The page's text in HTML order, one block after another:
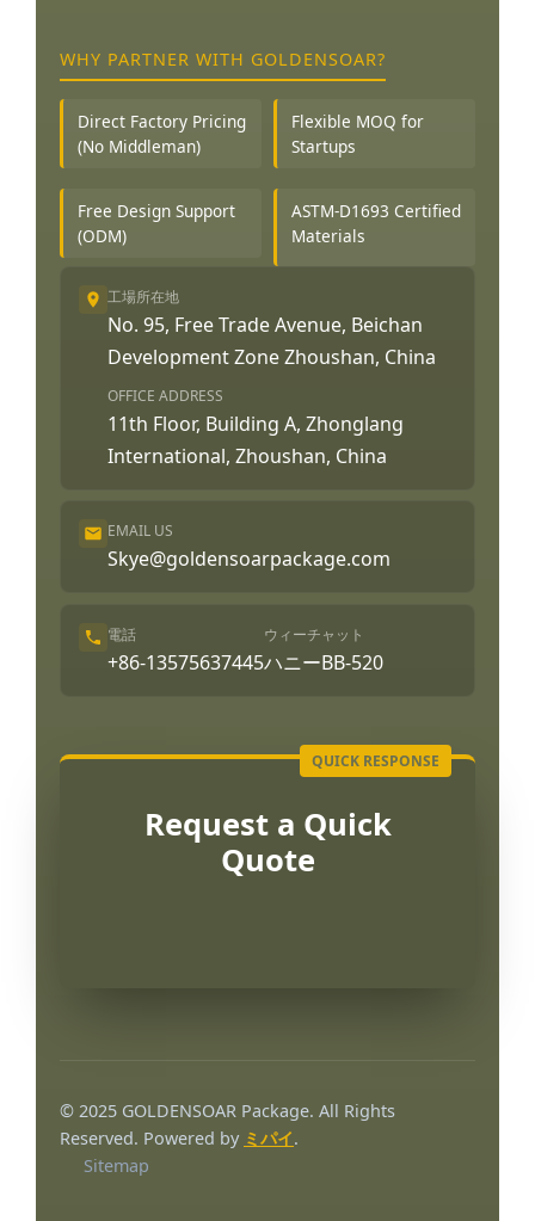
WHY PARTNER WITH GOLDENSOAR?
Direct Factory Pricing
(No Middleman)
Flexible MOQ for
Startups
Free Design Support
(ODM)
ASTM-D1693 Certified
Materials
工場所在地
No. 95, Free Trade Avenue, Beichan
Development Zone Zhoushan, China
OFFICE ADDRESS
11th Floor, Building A, Zhonglang
International, Zhoushan, China
EMAIL US
Skye@goldensoarpackage.com
電話
+86-13575637445
ウィーチャット
ハニーBB-520
Request a Quick
Quote
© 2025 GOLDENSOAR Package. All Rights
Reserved. Powered by ミパイ.
Sitemap